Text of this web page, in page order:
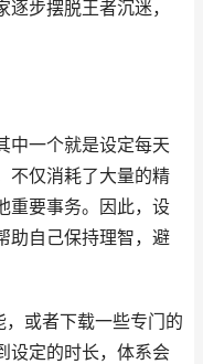
步摆脱王者沉迷，
中一个就是设定每天
不仅消耗了大量的精
重要事务。因此，设
助自己保持理智，避
，或者下载一些专门的
设定的时长，体系会